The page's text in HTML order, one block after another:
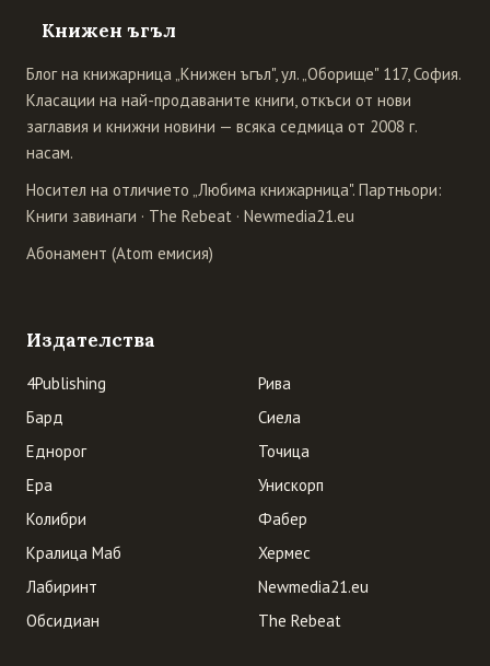
Книжен ъгъл
Блог на книжарница „Книжен ъгъл", ул. „Оборище" 117, София.
Класации на най-продаваните книги, откъси от нови
заглавия и книжни новини — всяка седмица от 2008 г.
насам.
Носител на отличието „Любима книжарница". Партньори:
Книги завинаги · The Rebeat · Newmedia21.eu
Абонамент (Atom емисия)
Издателства
4Publishing
Бард
Еднорог
Ера
Колибри
Кралица Маб
Лабиринт
Обсидиан
Рива
Сиела
Точица
Унискорп
Фабер
Хермес
Newmedia21.eu
The Rebeat